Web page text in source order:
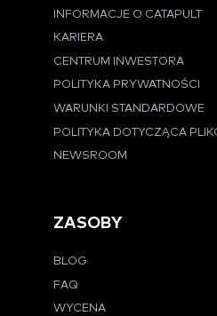
INFORMACJE O CATAPULT
KARIERA
CENTRUM INWESTORA
POLITYKA PRYWATNOŚCI
WARUNKI STANDARDOWE
POLITYKA DOTYCZĄCA
NEWSROOM
ZASOBY
BLOG
FAQ
WYCENA